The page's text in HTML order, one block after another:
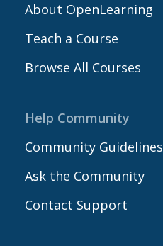
About OpenLearning
Teach a Course
Browse All Courses
Help Community
Community Guidelines
Ask the Community
Contact Support